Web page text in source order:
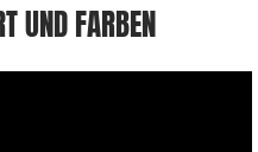
UND FARBEN